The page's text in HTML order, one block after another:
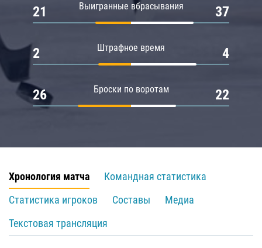
Выигранные вбрасывания
21 37
Штрафное время
2 4
Броски по воротам
26 22
Хронология матча
Командная статистика
Статистика игроков
Составы
Медиа
Текстовая трансляция